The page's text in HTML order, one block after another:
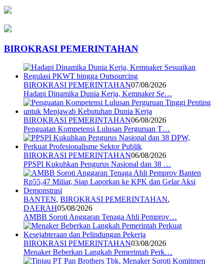
BIROKRASI PEMERINTAHAN
BIROKRASI PEMERINTAHAN07/08/2026
Hadapi Dinamika Dunia Kerja, Kemnaker Se…
BIROKRASI PEMERINTAHAN06/08/2026
Penguatan Kompetensi Lulusan Perguruan T…
BIROKRASI PEMERINTAHAN06/08/2026
PPSPI Kukuhkan Pengurus Nasional dan 38 …
BANTEN, BIROKRASI PEMERINTAHAN,
DAERAH05/08/2026
AMBB Soroti Anggaran Tenaga Ahli Pemprov…
BIROKRASI PEMERINTAHAN03/08/2026
Menaker Beberkan Langkah Pemerintah Perk…